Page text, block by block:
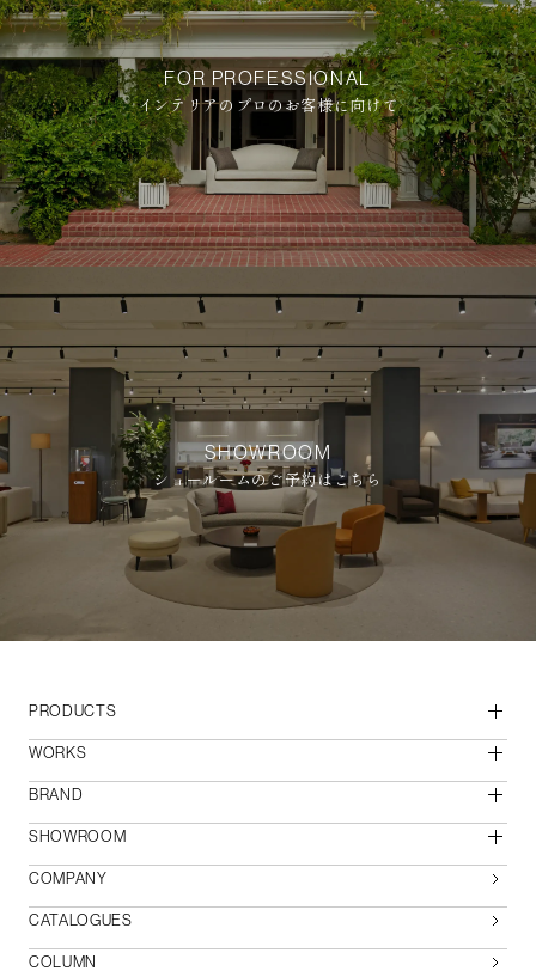
FOR PROFESSIONAL
インテリアのプロのお客様に向けて
SHOWROOM
ショールームのご予約はこちら
PRODUCTS
WORKS
BRAND
SHOWROOM
COMPANY
CATALOGUES
COLUMN